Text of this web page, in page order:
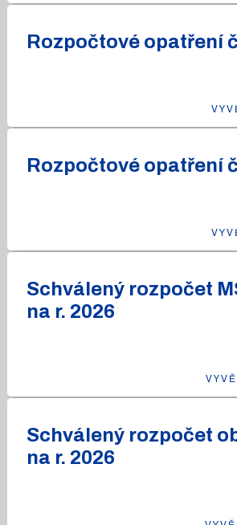
Rozpočtové opatření
Rozpočtové opatření
Schválený rozpočet
na r. 2026
Schválený rozpočet
na r. 2026